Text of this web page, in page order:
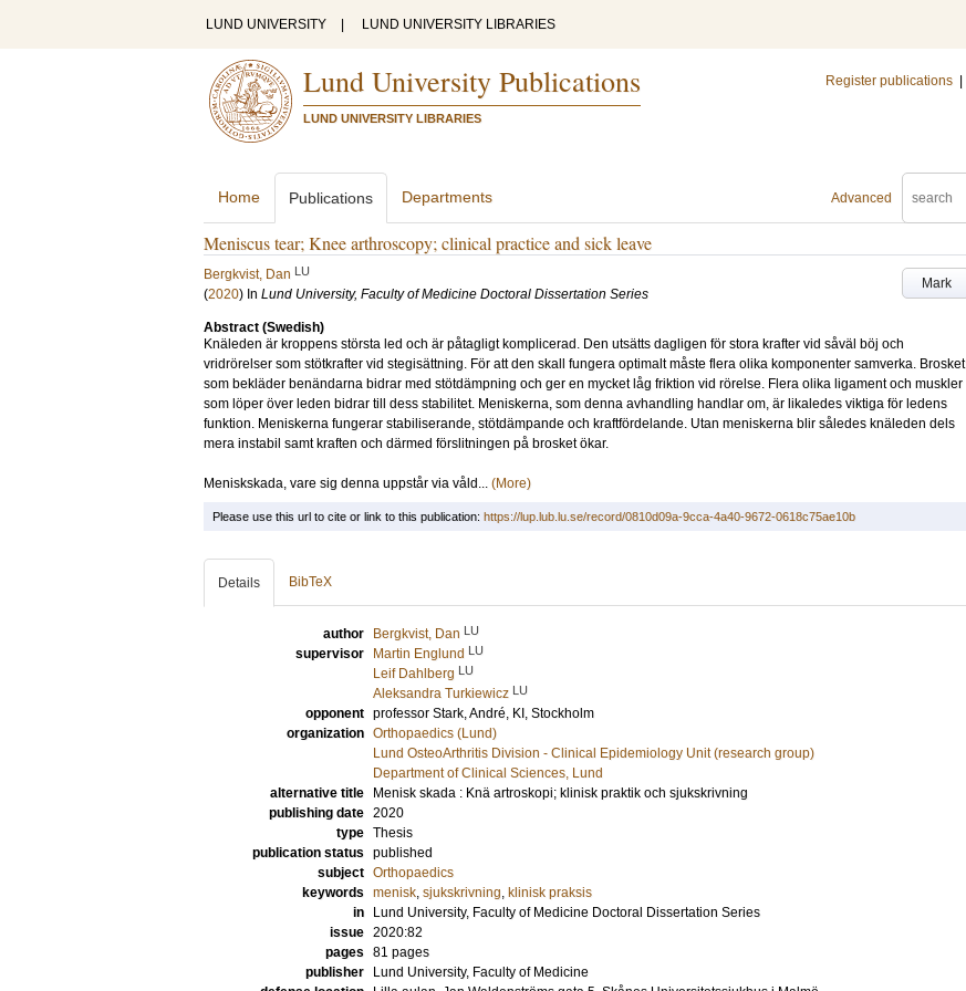
LUND UNIVERSITY LUND UNIVERSITY LIBRARIES
Lund University Publications
LUND UNIVERSITY LIBRARIES
Register publications
Advanced
Home Publications Departments
Meniscus tear; Knee arthroscopy; clinical practice and sick leave
Mark
Bergkvist, Dan LU
(2020) In Lund University, Faculty of Medicine Doctoral Dissertation Series
Abstract (Swedish)
Knäleden är kroppens största led och är påtagligt komplicerad. Den utsätts dagligen för stora krafter vid såväl böj och
vridrörelser som stötkrafter vid stegisättning. För att den skall fungera optimalt måste flera olika komponenter samverka. Brosket
som bekläder benändarna bidrar med stötdämpning och ger en mycket låg friktion vid rörelse. Flera olika ligament och muskler
som löper över leden bidrar till dess stabilitet. Meniskerna, som denna avhandling handlar om, är likaledes viktiga för ledens
funktion. Meniskerna fungerar stabiliserande, stötdämpande och kraftfördelande. Utan meniskerna blir således knäleden dels
mera instabil samt kraften och därmed förslitningen på brosket ökar.
Meniskskada, vare sig denna uppstår via våld... (More)
Please use this url to cite or link to this publication: https://lup.lub.lu.se/record/0810d09a-9cca-4a40-9672-0618c75ae10b
Details BibTeX
author Bergkvist, Dan LU
supervisor Martin Englund LU
Leif Dahlberg LU
Aleksandra Turkiewicz LU
opponent professor Stark, André, KI, Stockholm
organization Orthopaedics (Lund)
Lund OsteoArthritis Division - Clinical Epidemiology Unit (research group)
Department of Clinical Sciences, Lund
alternative title
Menisk skada : Knä artroskopi; klinisk praktik och sjukskrivning
publishing date 2020
type Thesis
publication status published
subject Orthopaedics
keywords menisk, sjukskrivning, klinisk praksis
in
Lund University, Faculty of Medicine Doctoral Dissertation Series
issue 2020:82
pages 81 pages
publisher
Lund University, Faculty of Medicine